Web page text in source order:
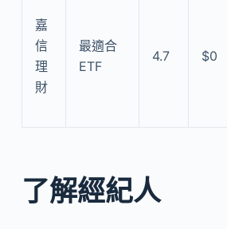
嘉
信
理
財
最適合
ETF
4.7 $0
了解經紀人